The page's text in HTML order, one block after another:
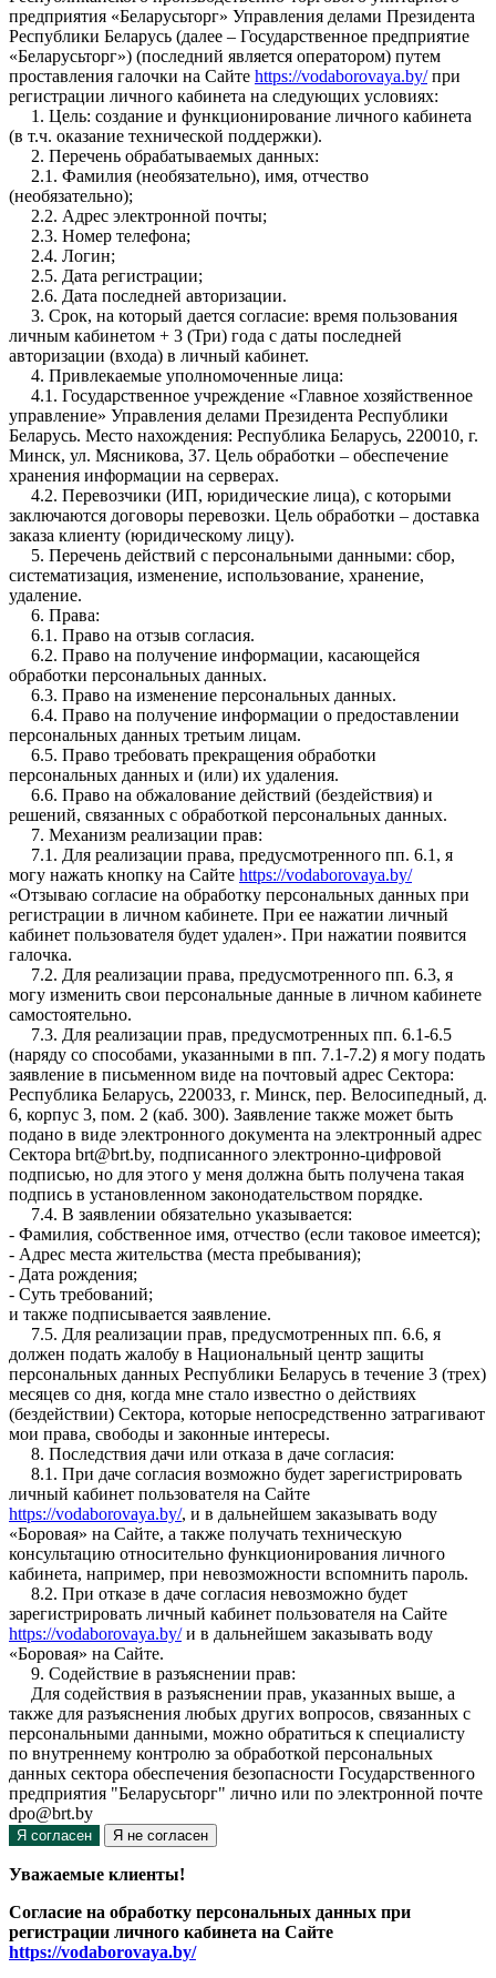
предприятия «Беларусьторг» Управления делами Президента
Республики Беларусь (далее – Государственное предприятие
«Беларусьторг») (последний является оператором) путем
проставления галочки на Сайте https://vodaborovaya.by/при
регистрации личного кабинета на следующих условиях:
1. Цель: создание и функционирование личного кабинета
(в т.ч. оказание технической поддержки).
2. Перечень обрабатываемых данных:
2.1. Фамилия (необязательно), имя, отчество
(необязательно);
2.2. Адрес электронной почты;
2.3. Номер телефона;
2.4. Логин;
2.5. Дата регистрации;
2.6. Дата последней авторизации.
3. Срок, на который дается согласие: время пользования
личным кабинетом + 3 (Три) года с даты последней
авторизации (входа) в личный кабинет.
4. Привлекаемые уполномоченные лица:
4.1. Государственное учреждение «Главное хозяйственное
управление» Управления делами Президента Республики
Беларусь. Место нахождения: Республика Беларусь, 220010, г.
Минск, ул. Мясникова, 37. Цель обработки – обеспечение
хранения информации на серверах.
4.2. Перевозчики (ИП, юридические лица), с которыми
заключаются договоры перевозки. Цель обработки – доставка
заказа клиенту (юридическому лицу).
5. Перечень действий с персональными данными: сбор,
систематизация, изменение, использование, хранение,
удаление.
6. Права:
6.1. Право на отзыв согласия.
6.2. Право на получение информации, касающейся
обработки персональных данных.
6.3. Право на изменение персональных данных.
6.4. Право на получение информации о предоставлении
персональных данных третьим лицам.
6.5. Право требовать прекращения обработки
персональных данных и (или) их удаления.
6.6. Право на обжалование действий (бездействия) и
решений, связанных с обработкой персональных данных.
7. Механизм реализации прав:
7.1. Для реализации права, предусмотренного пп. 6.1, я
могу нажать кнопку на Сайте https://vodaborovaya.by/
«Отзываю согласие на обработку персональных данных при
регистрации в личном кабинете. При ее нажатии личный
кабинет пользователя будет удален». При нажатии появится
галочка.
7.2. Для реализации права, предусмотренного пп. 6.3, я
могу изменить свои персональные данные в личном кабинете
самостоятельно.
7.3. Для реализации прав, предусмотренных пп. 6.1-6.5
(наряду со способами, указанными в пп. 7.1-7.2) я могу подать
заявление в письменном виде на почтовый адрес Сектора:
Республика Беларусь, 220033, г. Минск, пер. Велосипедный, д.
6, корпус 3, пом. 2 (каб. 300). Заявление также может быть
подано в виде электронного документа на электронный адрес
Сектора brt@brt.by, подписанного электронно-цифровой
подписью, но для этого у меня должна быть получена такая
подпись в установленном законодательством порядке.
7.4. В заявлении обязательно указывается:
- Фамилия, собственное имя, отчество (если таковое имеется);
- Адрес места жительства (места пребывания);
- Дата рождения;
- Суть требований;
и также подписывается заявление.
7.5. Для реализации прав, предусмотренных пп. 6.6, я
должен подать жалобу в Национальный центр защиты
персональных данных Республики Беларусь в течение 3 (трех)
месяцев со дня, когда мне стало известно о действиях
(бездействии) Сектора, которые непосредственно затрагивают
мои права, свободы и законные интересы.
8. Последствия дачи или отказа в даче согласия:
8.1. При даче согласия возможно будет зарегистрировать
личный кабинет пользователя на Сайте
https://vodaborovaya.by/, и в дальнейшем заказывать воду
«Боровая» на Сайте, а также получать техническую
консультацию относительно функционирования личного
кабинета, например, при невозможности вспомнить пароль.
8.2. При отказе в даче согласия невозможно будет
зарегистрировать личный кабинет пользователя на Сайте
https://vodaborovaya.by/и в дальнейшем заказывать воду
«Боровая» на Сайте.
9. Содействие в разъяснении прав:
Для содействия в разъяснении прав, указанных выше, а
также для разъяснения любых других вопросов, связанных с
персональными данными, можно обратиться к специалисту
по внутреннему контролю за обработкой персональных
данных сектора обеспечения безопасности Государственного
предприятия "Беларусьторг" лично или по электронной почте
dpo@brt.by
Я согласен Я не согласен
Уважаемые клиенты!
Согласие на обработку персональных данных при
регистрации личного кабинета на Сайте
https://vodaborovaya.by/